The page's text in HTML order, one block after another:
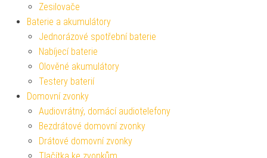
Zesilovače
Baterie a akumulátory
Jednorázové spotřební baterie
Nabíjecí baterie
Olověné akumulátory
Testery baterií
Domovní zvonky
Audiovrátný, domácí audiotelefony
Bezdrátové domovní zvonky
Drátové domovní zvonky